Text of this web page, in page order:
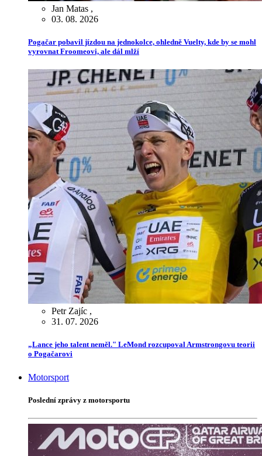
Jan Matas ,
03. 08. 2026
Pogačar pobavil jízdou na jednokolce, ohledně Vuelty, kde by se mohl
vyrovnat Froomeovi, ale dál mlží
Petr Zajíc ,
31. 07. 2026
„Lance jeho talent neměl." LeMond rozcupoval Armstrongovu teorii
o Pogačarovi
Motorsport
Poslední zprávy z motorsportu